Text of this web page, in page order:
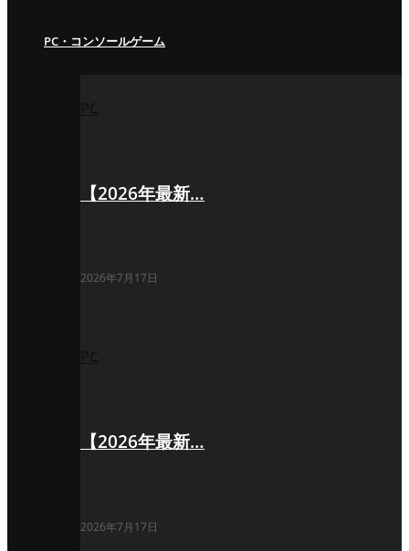
PC・コンソールゲーム
【2026年最新…
2026年7月17日
【2026年最新…
2026年7月17日